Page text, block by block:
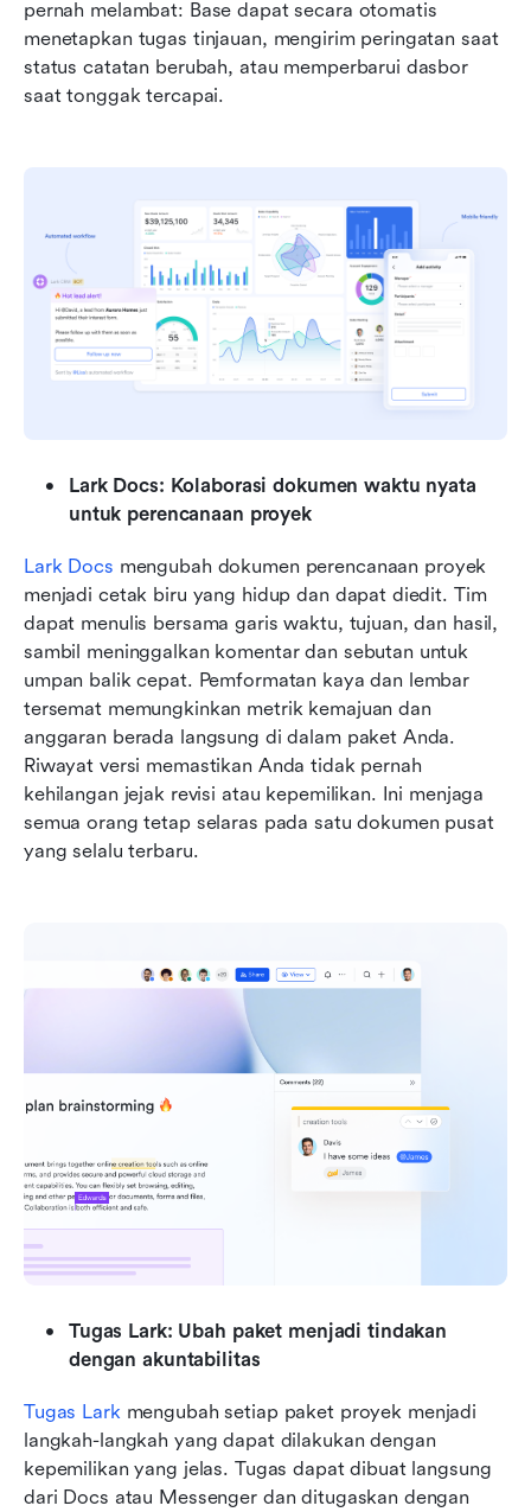
pernah melambat: Base dapat secara otomatis
menetapkan tugas tinjauan, mengirim peringatan saat
status catatan berubah, atau memperbarui dasbor
saat tonggak tercapai.
Lark Docs: Kolaborasi dokumen waktu nyata
untuk perencanaan proyek
Lark Docs mengubah dokumen perencanaan proyek
menjadi cetak biru yang hidup dan dapat diedit. Tim
dapat menulis bersama garis waktu, tujuan, dan hasil,
sambil meninggalkan komentar dan sebutan untuk
umpan balik cepat. Pemformatan kaya dan lembar
tersemat memungkinkan metrik kemajuan dan
anggaran berada langsung di dalam paket Anda.
Riwayat versi memastikan Anda tidak pernah
kehilangan jejak revisi atau kepemilikan. Ini menjaga
semua orang tetap selaras pada satu dokumen pusat
yang selalu terbaru.
Tugas Lark: Ubah paket menjadi tindakan
dengan akuntabilitas
Tugas Lark mengubah setiap paket proyek menjadi
langkah-langkah yang dapat dilakukan dengan
kepemilikan yang jelas. Tugas dapat dibuat langsung
dari Docs atau Messenger dan ditugaskan dengan